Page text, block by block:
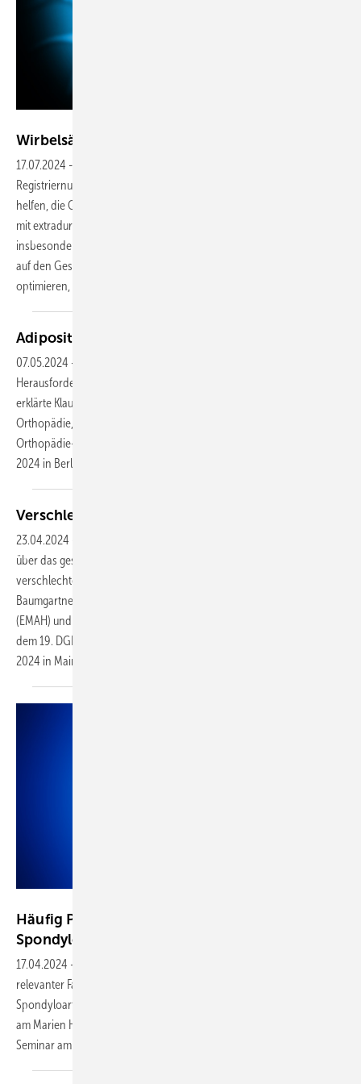
Wirbelsäulenmetastasen rechtzeitig
17.07.2024 -
Registriernummer: 187 – 003; online gestellt Ende Juni 2024) soll
helfen, die Qualität der Versorgung von Patientinnen und Patienten
mit extraduralen Wirbelsäulenmetastasen zu verbessern und
insbesondere auch die Verhältnismäßigkeit der Behandlung in Bezug
auf den Gesamtzustand der einzelnen Patientinnen und Patienten zu
optimieren, erklärt die
Adipositas als Problem in der
07.05.2024 -
Herausforderung für Patient und Behandler in der Endoprothetik,
erklärte Klaus-Peter Günther vom UniversitätsCentrum für
Orthopädie, Unfall- & Plastische Chirurgie in Dresden auf dem 15.
Orthopädie-Unfallchirurgie-Update-Seminar am 23. und 24. Februar
2024 in Berlin.
Verschlechtertes Outcome bei
23.04.2024
über das gesamte Spektrum von Schweregraden mit einem
verschlechterten Outcome verbunden ist, berichtete Helmut
Baumgartner von der Klinik für Kardiologie III: Angeborene Herzfehler
(EMAH) und Klappenerkrankungen am Universitätsklinik Münster auf
dem 19. DGK-Kardiologie-Update-Seminar am 23. und 24. Februar
2024 in Mainz.
Häufig Probleme am Arbeitsplatz bei axialer
Spondyloarthritis
17.04.2024 -
relevanter Faktor im Management von Patienten mit axialer
Spondyloarthritis, erklärte Uta Kiltz vom Rheumazentrum Ruhrgebiet
am Marien Hospital in Herne auf dem 19. Rheumatologie-Update-
Seminar am 15. und 16. März 2024 in